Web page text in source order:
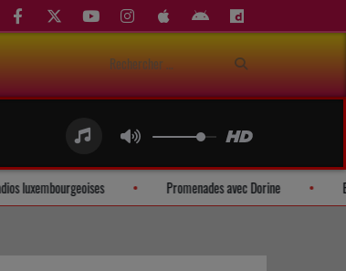
petites radios luxembourgeoises Promenades avec Dorine